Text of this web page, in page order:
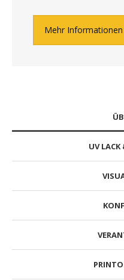
Mehr Informationen
UV LACK